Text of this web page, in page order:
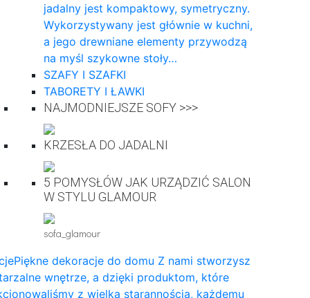
jadalny jest kompaktowy, symetryczny.
Wykorzystywany jest głównie w kuchni,
a jego drewniane elementy przywodzą
na myśl szykowne stoły…
SZAFY I SZAFKI
TABORETY I ŁAWKI
NAJMODNIEJSZE SOFY >>>
KRZESŁA DO JADALNI
5 POMYSŁÓW JAK URZĄDZIĆ SALON
W STYLU GLAMOUR
sofa_glamour
Piękne dekoracje do domu Z nami stworzysz
wnętrze, a dzięki produktom, które
z wielką starannością, każdemu